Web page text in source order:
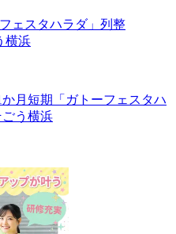
ェスタハラダ」列整
横浜
月短期「ガトーフェスタハ
う横浜